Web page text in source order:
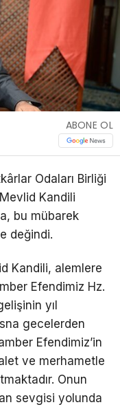
ABONE OL
Odaları Birliği
Kandili
bu mübarek
değindi.
Kandili, alemlere
Efendimiz Hz.
yıl
gecelerden
Efendimiz’in
ve merhametle
Onun
sevgisi yolunda